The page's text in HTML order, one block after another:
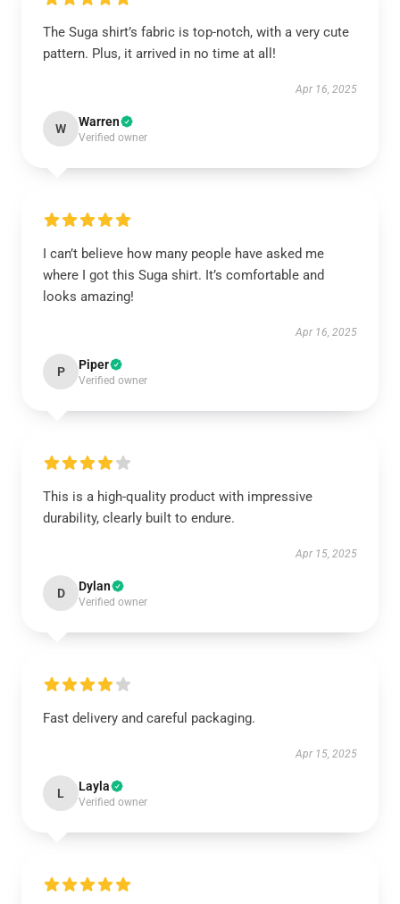
The Suga shirt’s fabric is top-notch, with a very cute
pattern. Plus, it arrived in no time at all!
Apr 16, 2025
W Warren
Verified owner
I can’t believe how many people have asked me
where I got this Suga shirt. It’s comfortable and
looks amazing!
Apr 16, 2025
P Piper
Verified owner
This is a high-quality product with impressive
durability, clearly built to endure.
Apr 15, 2025
D Dylan
Verified owner
Fast delivery and careful packaging.
Apr 15, 2025
L Layla
Verified owner